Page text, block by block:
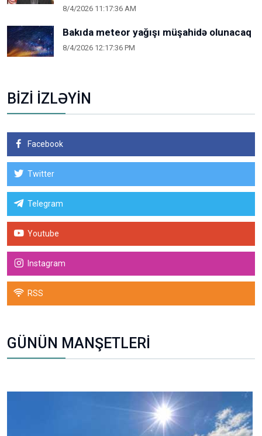
8/4/2026 11:17:36 AM
Bakıda meteor yağışı müşahidə olunacaq
8/4/2026 12:17:36 PM
BİZİ İZLƏYİN
Facebook
Twitter
Telegram
Youtube
Instagram
RSS
GÜNÜN MANŞETLERİ